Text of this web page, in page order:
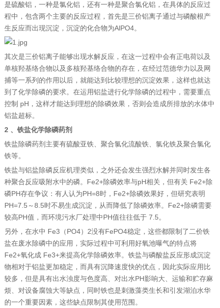
是硫酸铝，一种是氯化铝，还有一种是聚合氯化铝，在具体的反应过
程中，包含两个主要的反应过程，首先是三价铝离子通过与磷酸根产
生反应而出现沉淀，沉淀的化合物为AlPO4。
其次是三价铝离子能够出现水解反应，在这一过程中会有正电荷以及
单核羟基络合物以及多核羟基络合物的存在，在经过范德华力以及网
捕等一系列的作用以后，就能达到比较理想的沉淀效果，这样也就达
到了化学除磷的要求。在运用铝盐进行化学除磷的过程中，需要重点
控制 pH，这样才能达到理想的除磷效果，否则会造成所排放的水体中
铝盐超标。
2 、铁盐化学除磷药剂
铁盐除磷药剂主要有硫酸亚铁、聚合氯化流酸铁、氯化铁及聚合氯化
铁等。
铁盐与铝盐除磷反应机理类似，之外还会发生强烈水解并同时发生各
种聚合反应吸附水中的磷。Fe2+除磷效率与pH相关，但有关 Fe2+除
磷PH存在争议：有人认为PH=8时，Fe2+除磷效果好，但研究表明
PH=7.5～8.5时不易生成沉淀，从而降低了除磷效率。Fe2+除磷需要
较高PH值，而环境污水厂处理中PH值往往低于 7.5。
另外，在水中 Fe3（PO4）2没有FePO4稳定，这些都限制了二价铁
盐在废水除磷中的应用，实际过程中可利用好氧池曝气的特点将
Fe2+氧化成 Fe3+来提高化学除磷效率。铁盐与磷酸盐反应形成沉淀
物相对于铝盐更加稳定，而具有沉降速度快的优点，因此实际应用比
较多，但是具有出水浊度与色度高、对出水PH影响大、运输和贮存麻
烦、对设备腐蚀大等缺点，同时铁也是刺激藻类生长和引发湖泊水华
的一个重要因素，这些缺点限制其使用范围。